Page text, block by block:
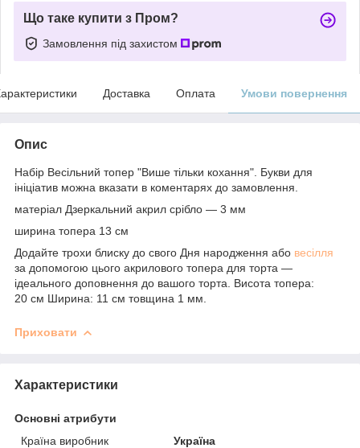
Що таке купити з Пром?
Замовлення під захистом
Доставка Оплата Умови повернення
Опис
Набір Весільний топер "Више тільки кохання". Букви для
ініціатив можна вказати в коментарях до замовлення.
матеріал Дзеркальний акрил срібло — 3 мм
ширина топера 13 см
Додайте трохи блиску до свого Дня народження або весілля
за допомогою цього акрилового топера для торта —
ідеального доповнення до вашого торта. Висота топера:
20 см Ширина: 11 см товщина 1 мм.
Приховати
Характеристики
Основні атрибути
Країна виробник
Україна